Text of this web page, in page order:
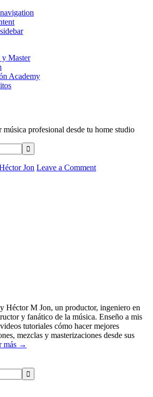
y Master
Academy
profesional desde tu home studio
Jon Leave a Comment
Héctor M Jon, un productor, ingeniero en
y fanático de la música. Enseño a mis
tutoriales cómo hacer mejores
mezclas y masterizaciones desde sus
más →